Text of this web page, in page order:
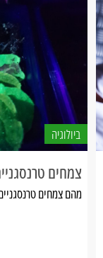
ביולוגיה
צמחים
מהם צמחים